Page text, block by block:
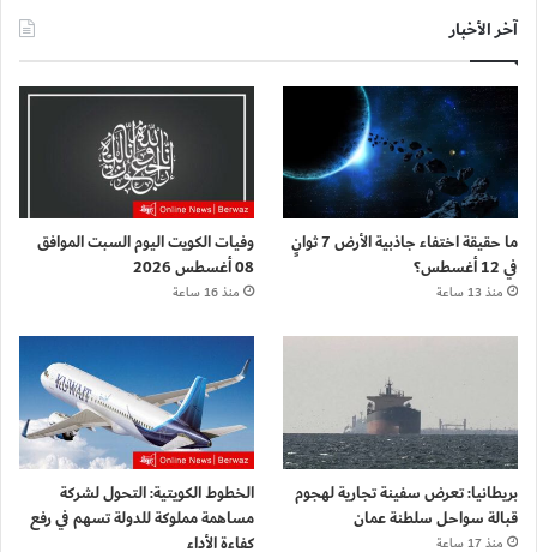
آخر الأخبار
ما حقيقة اختفاء جاذبية الأرض 7 ثوانٍ
في 12 أغسطس؟
منذ 13 ساعة
وفيات الكويت اليوم السبت الموافق
08 أغسطس 2026
منذ 16 ساعة
بريطانيا: تعرض سفينة تجارية لهجوم
قبالة سواحل سلطنة عمان
منذ 17 ساعة
الخطوط الكويتية: التحول لشركة
مساهمة مملوكة للدولة تسهم في رفع
كفاءة الأداء